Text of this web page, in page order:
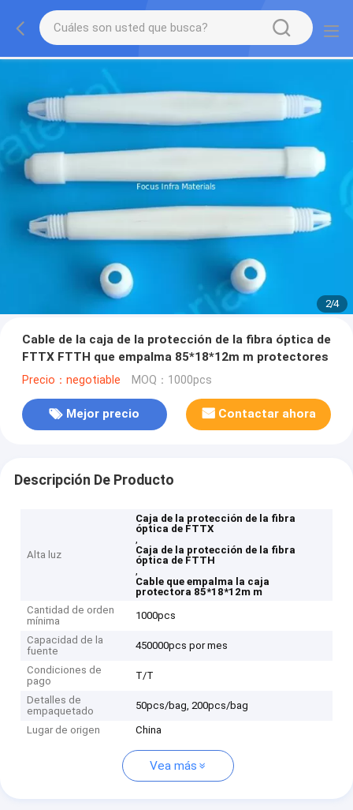
2/4
Cable de la caja de la protección de la fibra óptica de
FTTX FTTH que empalma 85*18*12m m protectores
Precio：negotiable MOQ：1000pcs
Mejor precio Contactar ahora
Descripción De Producto
Alta luz
Caja de la protección de la fibra
óptica de FTTX
,
Caja de la protección de la fibra
óptica de FTTH
,
Cable que empalma la caja
protectora 85*18*12m m
Cantidad de orden
mínima
1000pcs
Capacidad de la
fuente
450000pcs por mes
Condiciones de
pago
T/T
Detalles de
empaquetado
50pcs/bag, 200pcs/bag
Lugar de origen China
Vea más